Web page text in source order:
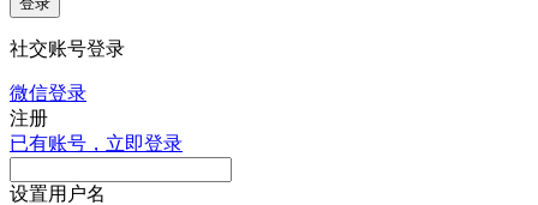
社交账号登录
微信登录
注册
已有账号，立即登录
设置用户名